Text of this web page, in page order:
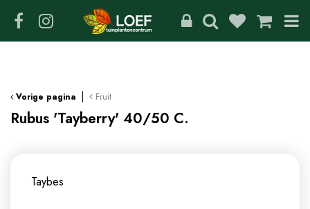
Vorige pagina Fruit
Rubus 'Tayberry' 40/50 C.
Taybes